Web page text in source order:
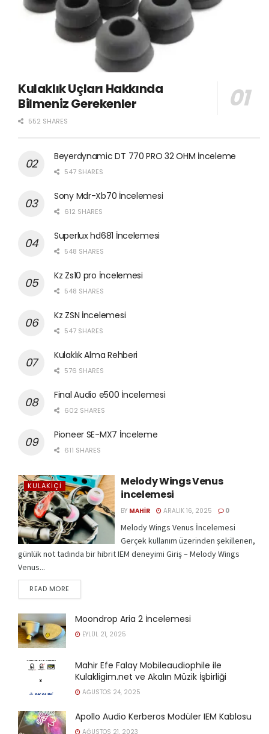
Kulaklık Uçları Hakkında
Bilmeniz Gerekenler
552 SHARES
Beyerdynamic DT 770 PRO 32 OHM İnceleme
547 SHARES
Sony Mdr-Xb70 İncelemesi
612 SHARES
Superlux hd681 İncelemesi
548 SHARES
Kz Zs10 pro İncelemesi
548 SHARES
Kz ZSN İncelemesi
547 SHARES
Kulaklık Alma Rehberi
576 SHARES
Final Audio e500 İncelemesi
602 SHARES
Pioneer SE-MX7 İnceleme
611 SHARES
KULAKIÇI
Melody Wings Venus
incelemesi
BY MAHIR ARALIK 16, 2025 0
Melody Wings Venus İncelemesi
Gerçek kullanım üzerinden şekillenen,
günlük not tadında bir hibrit IEM deneyimi Giriş – Melody Wings
Venus...
READ MORE
Moondrop Aria 2 İncelemesi
EYLÜL 21, 2025
Mahir Efe Falay Mobileaudiophile ile
Kulakligim.net ve Akalın Müzik İşbirliği
AĞUSTOS 24, 2025
Apollo Audio Kerberos Modüler IEM Kablosu
AĞUSTOS 21, 2023